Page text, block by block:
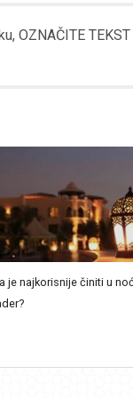
OZNAČITE
je najkorisnije činiti u